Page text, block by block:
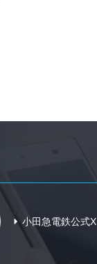
小田急電鉄公式X